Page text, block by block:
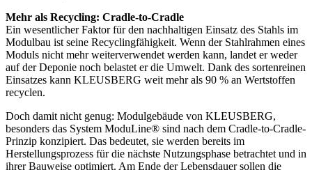
Mehr als Recycling: Cradle-to-Cradle
Ein wesentlicher Faktor für den nachhaltigen Einsatz des Stahls im
Modulbau ist seine Recyclingfähigkeit. Wenn der Stahlrahmen eines
Moduls nicht mehr weiterverwendet werden kann, landet er weder
auf der Deponie noch belastet er die Umwelt. Dank des sortenreinen
Einsatzes kann KLEUSBERG weit mehr als 90 % an Wertstoffen
recyclen.
Doch damit nicht genug: Modulgebäude von KLEUSBERG,
besonders das System ModuLine® sind nach dem Cradle-to-Cradle-
Prinzip konzipiert. Das bedeutet, sie werden bereits im
Herstellungsprozess für die nächste Nutzungsphase betrachtet und in
ihrer Bauweise optimiert. Am Ende der Lebensdauer sollen die